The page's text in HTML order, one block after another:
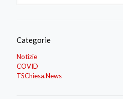
Categorie
Notizie
COVID
TSChiesa.News